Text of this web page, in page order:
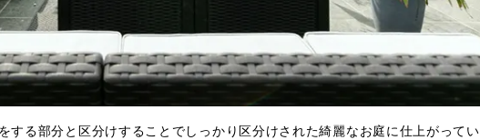
する部分と区分けすることでしっかり区分けされた綺麗なお庭に仕上がってい